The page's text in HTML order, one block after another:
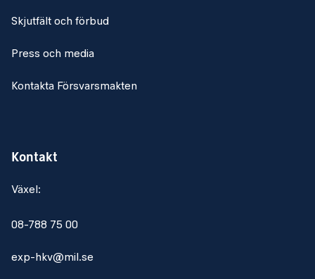
Skjutfält och förbud
Press och media
Kontakta Försvarsmakten
Kontakt
Växel:
08-788 75 00
exp-hkv@mil.se